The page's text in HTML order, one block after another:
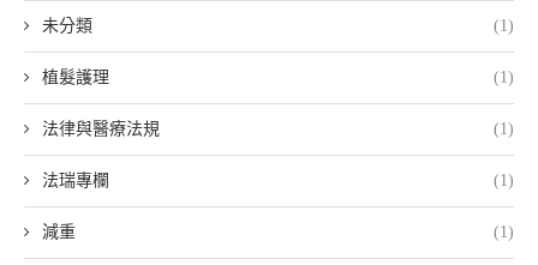
未分類 (1)
植髮護理 (1)
法律與醫療法規 (1)
法瑞專欄 (1)
減重 (1)